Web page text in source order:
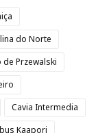
do Norte
de Przewalski
Cavia Intermedia
Kaapori